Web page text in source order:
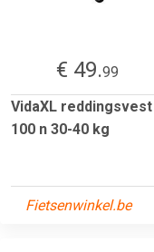
€ 49.99
VidaXL reddingsvest
100 n 30-40 kg
Fietsenwinkel.be